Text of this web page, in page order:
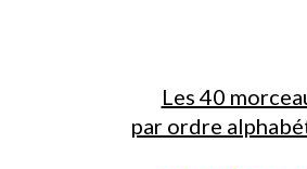
Les 40
par ordre